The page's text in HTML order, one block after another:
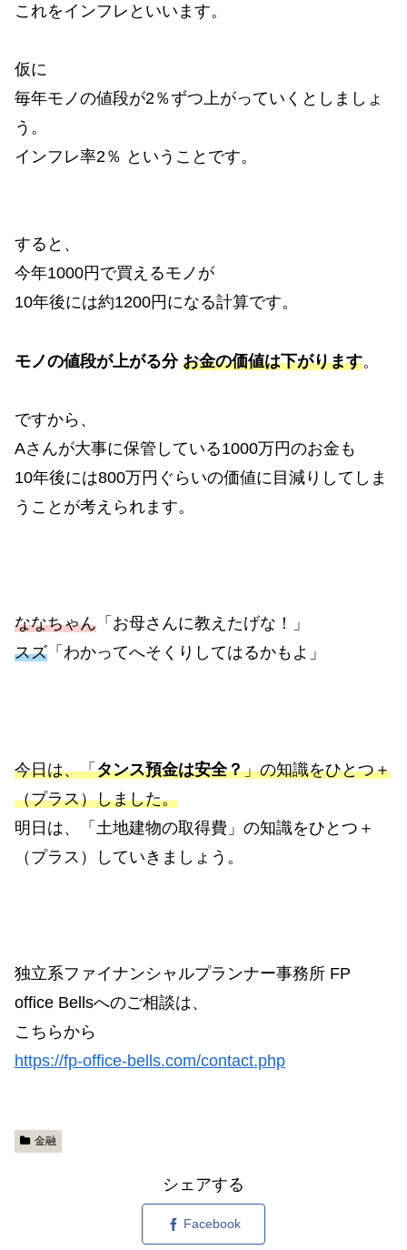
これをインフレといいます。
仮に
毎年モノの値段が2％ずつ上がっていくとしましょ
う。
インフレ率2％ ということです。
すると、
今年1000円で買えるモノが
10年後には約1200円になる計算です。
モノの値段が上がる分 お金の価値は下がります。
ですから、
Aさんが大事に保管している1000万円のお金も
10年後には800万円ぐらいの価値に目減りしてしま
うことが考えられます。
ななちゃん 「お母さんに教えたげな！」
スズ 「わかってへそくりしてはるかもよ」
今日は、「タンス預金は安全？」の知識をひとつ＋
（プラス）しました。
明日は、「土地建物の取得費」の知識をひとつ＋
（プラス）していきましょう。
独立系ファイナンシャルプランナー事務所 FP
office Bellsへのご相談は、
こちらから
https://fp-office-bells.com/contact.php
金融
シェアする
Facebook